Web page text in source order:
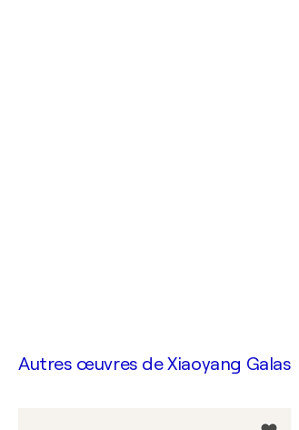
Autres œuvres deXiaoyang Galas